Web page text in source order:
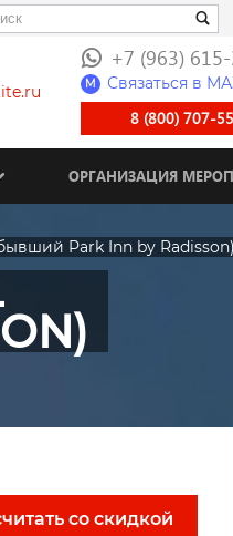
+7 (963)
M Связаться в
8 (800) 707-
ОРГАНИЗАЦИЯ
Park Inn by Radisson)
со скидкой